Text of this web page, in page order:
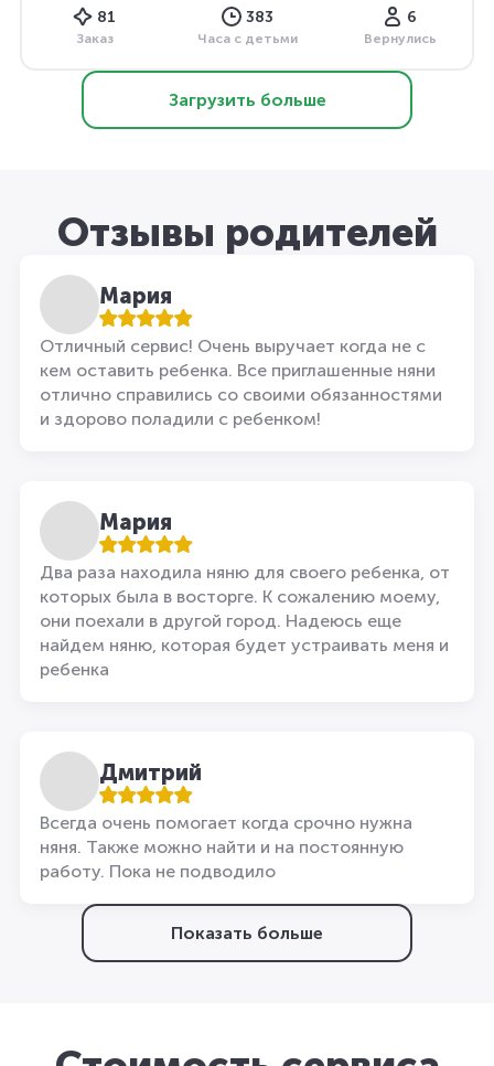
81
Заказ
383
Часа с детьми
6
Вернулись
Загрузить больше
Отзывы родителей
Мария
Отличный сервис! Очень выручает когда не с
кем оставить ребенка. Все приглашенные няни
отлично справились со своими обязанностями
и здорово поладили с ребенком!
Мария
Два раза находила няню для своего ребенка, от
которых была в восторге. К сожалению моему,
они поехали в другой город. Надеюсь еще
найдем няню, которая будет устраивать меня и
ребенка
Дмитрий
Всегда очень помогает когда срочно нужна
няня. Также можно найти и на постоянную
работу. Пока не подводило
Показать больше